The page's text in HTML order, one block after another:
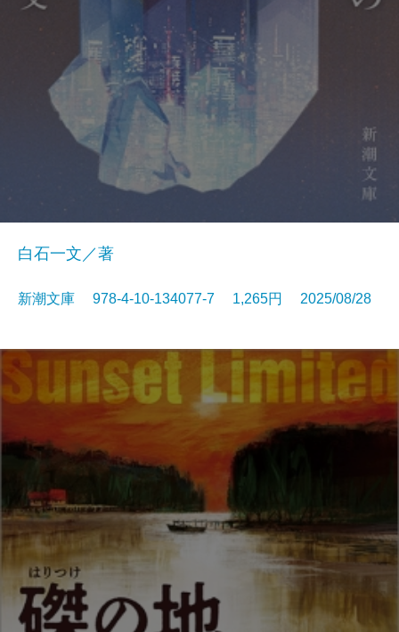
白石一文／著
新潮文庫 978-4-10-134077-7 1,265円 2025/08/28